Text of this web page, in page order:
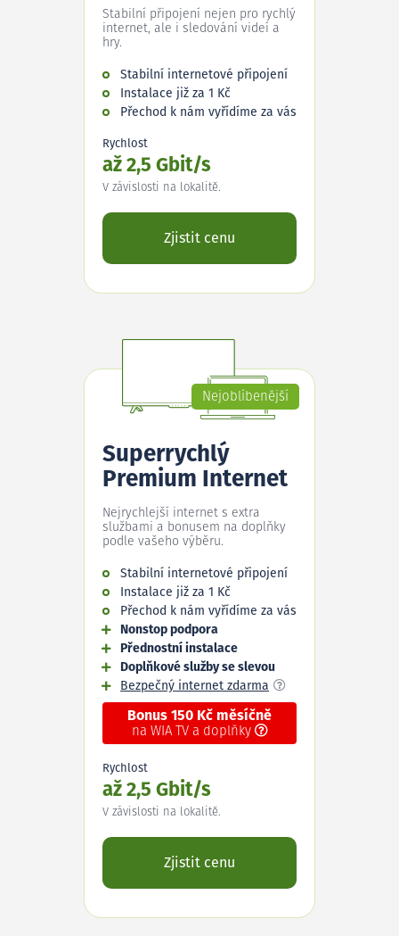
Stabilní připojení nejen pro rychlý
internet, ale i sledování videí a
hry.
Stabilní internetové připojení
Instalace již za 1 Kč
Přechod k nám vyřídíme za vás
Rychlost
až 2,5 Gbit/s
V závislosti na lokalitě.
Zjistit cenu
Nejoblíbenější
Superrychlý
Premium Internet
Nejrychlejší internet s extra
službami a bonusem na doplňky
podle vašeho výběru.
Stabilní internetové připojení
Instalace již za 1 Kč
Přechod k nám vyřídíme za vás
Nonstop podpora
Přednostní instalace
Doplňkové služby se slevou
Bezpečný internet zdarma
Bonus 150 Kč měsíčně
na WIA TV a doplňky
Rychlost
až 2,5 Gbit/s
V závislosti na lokalitě.
Zjistit cenu